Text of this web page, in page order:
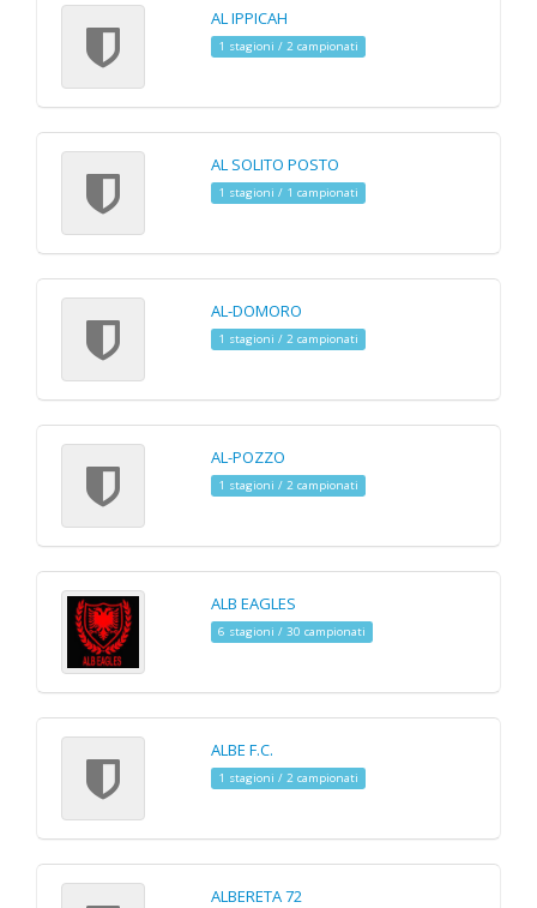
AL IPPICAH
1 stagioni / 2 campionati
AL SOLITO POSTO
1 stagioni / 1 campionati
AL-DOMORO
1 stagioni / 2 campionati
AL-POZZO
1 stagioni / 2 campionati
ALB EAGLES
6 stagioni / 30 campionati
ALBE F.C.
1 stagioni / 2 campionati
ALBERETA 72